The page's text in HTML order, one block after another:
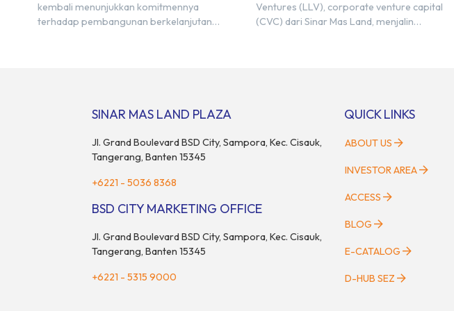
kembali menunjukkan komitmennya
terhadap pembangunan berkelanjutan
Green Pathway. Transformasi ini merupakan
Ventures (LLV), corporate venture capital
(CVC) dari Sinar Mas Land, menjalin
Bayu Seto (Partner at Living Lab Ventures)
dan Kosuke Kawata […]
SINAR MAS LAND PLAZA
Jl. Grand Boulevard BSD City, Sampora, Kec. Cisauk,
Tangerang, Banten 15345
+6221 - 5036 8368
BSD CITY MARKETING OFFICE
Jl. Grand Boulevard BSD City, Sampora, Kec. Cisauk,
Tangerang, Banten 15345
+6221 - 5315 9000
QUICK LINKS
ABOUT US
INVESTOR AREA
ACCESS
BLOG
E-CATALOG
D-HUB SEZ